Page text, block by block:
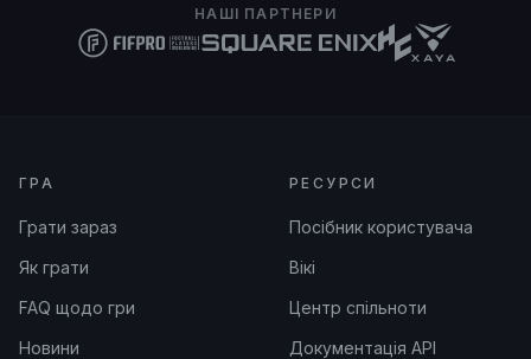
НАШІ ПАРТНЕРИ
ГРА
Грати зараз
Як грати
FAQ щодо гри
Новини
РЕСУРСИ
Посібник користувача
Вікі
Центр спільноти
Документація API